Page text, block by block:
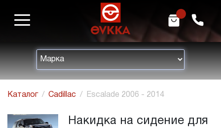
h m
Каталог Cadillac Escalade 2006 - 2014
Накидка на сидение для